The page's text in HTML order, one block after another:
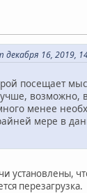
16, 2019,
посещает
возможно,
менее
мере в
установлены,
перезагрузка.